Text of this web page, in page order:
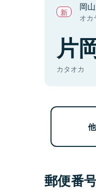
岡
オカ
片
カタオカ
郵便番